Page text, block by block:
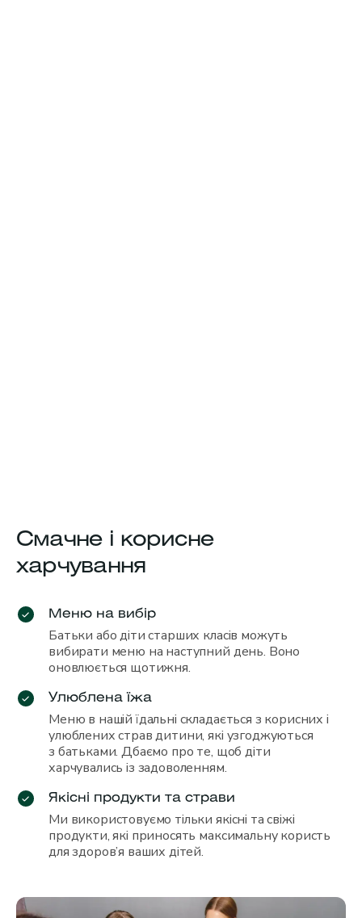
Смачне і корисне
харчування
Меню на вибір
Батьки або діти старших класів можуть
вибирати меню на наступний день. Воно
оновлюється щотижня.
Улюблена їжа
Меню в нашій їдальні складається з корисних і
улюблених страв дитини, які узгоджуються
з батьками. Дбаємо про те, щоб діти
харчувались із задоволенням.
Якісні продукти та страви
Ми використовуємо тільки якісні та свіжі
продукти, які приносять максимальну користь
для здоров’я ваших дітей.